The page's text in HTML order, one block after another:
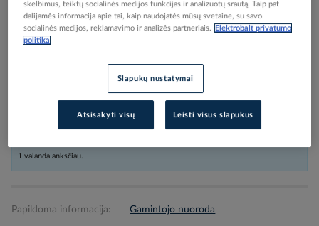
Prisijunkite, norėdami pamatyti kainas
Įtraukti į palyginimą
1 valanda anksčiau.
Papildoma informacija: Gamintojo nuoroda
skelbimus, teiktų socialinės medijos funkcijas ir analizuotų srautą. Taip pat
dalijamės informacija apie tai, kaip naudojatės mūsų svetaine, su savo
socialinės medijos, reklamavimo ir analizės partneriais.
Elektrobalt privatumo
politika
Slapukų nustatymai
Atsisakyti visų Leisti visus slapukus